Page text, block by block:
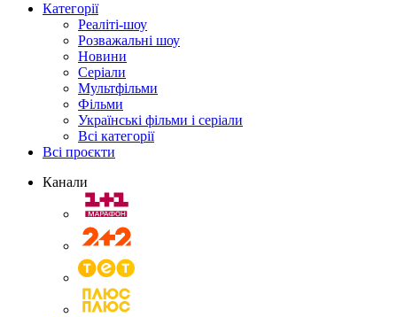
Категорії
Реаліті-шоу
Розважальні шоу
Новини
Серіали
Мультфільми
Фільми
Українські фільми і серіали
Всі категорії
Всі проєкти
Канали